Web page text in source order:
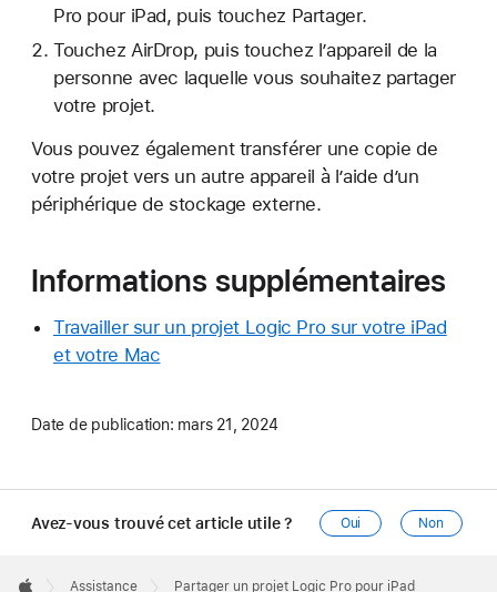
Pro pour iPad, puis touchez Partager.
Touchez AirDrop, puis touchez l’appareil de la
personne avec laquelle vous souhaitez partager
votre projet.
Vous pouvez également transférer une copie de
votre projet vers un autre appareil à l’aide d’un
périphérique de stockage externe.
Informations supplémentaires
Travailler sur un projet Logic Pro sur votre iPad
et votre Mac
Date de publication: mars 21, 2024
Avez-vous trouvé cet article utile ? Oui Non
Footer
 Assistance Partager un projet Logic Pro pour iPad